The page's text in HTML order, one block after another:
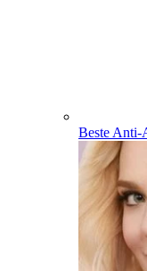
Beste Anti-